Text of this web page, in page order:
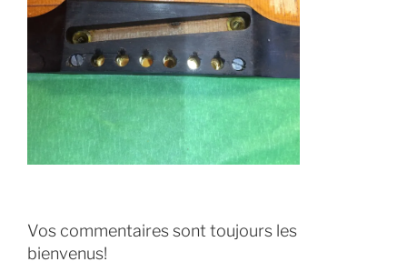
Vos commentaires sont toujours les
bienvenus!